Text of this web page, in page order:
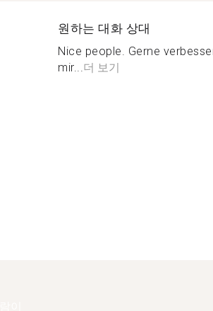
원하는 대화 상대
Nice people. Gerne
mir...더 보기